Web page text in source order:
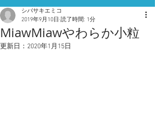
PACKAGE DESIGN WORKS
MiawMiawやわらか小粒
シバサキエミコ
2019年9月10日 読了時間: 1分
更新日： 2020年1月15日